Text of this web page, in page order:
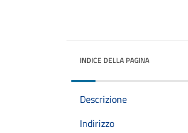
INDICE DELLA PAGINA
Descrizione
Indirizzo